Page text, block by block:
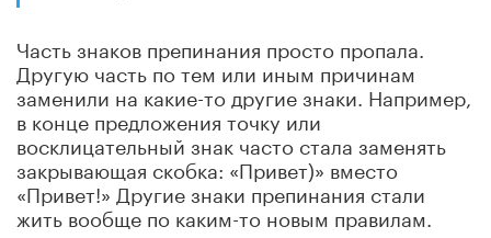
Часть знаков препинания просто пропала.
Другую часть по тем или иным причинам
заменили на какие-то другие знаки. Например,
в конце предложения точку или
восклицательный знак часто стала заменять
закрывающая скобка: «Привет)» вместо
«Привет!» Другие знаки препинания стали
жить вообще по каким-то новым правилам.